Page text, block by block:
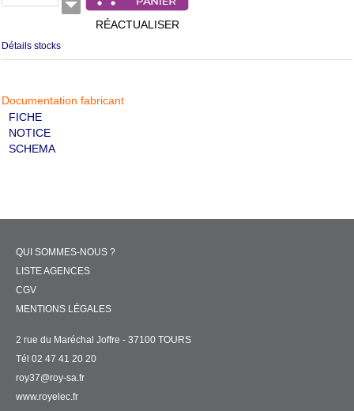
RÉACTUALISER
Détails stocks
Documentation fabricant
FICHE
NOTICE
SCHEMA
QUI SOMMES-NOUS ?
LISTE AGENCES
CGV
MENTIONS LÉGALES
2 rue du Maréchal Joffre - 37100 TOURS
Tél 02 47 41 20 20
roy37@roy-sa.fr
www.royelec.fr